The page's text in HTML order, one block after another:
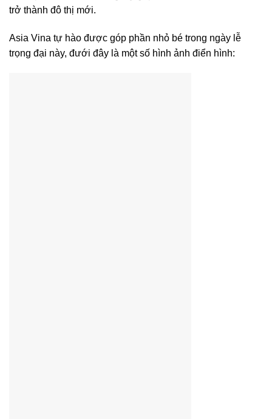
trở thành đô thị mới.
Asia Vina tự hào được góp phần nhỏ bé trong ngày lễ
trọng đại này, đưới đây là một số hình ảnh điển hình: